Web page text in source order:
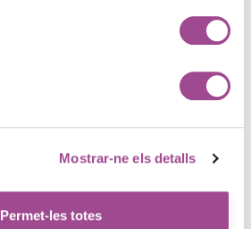
Mostrar-ne els detalls
Permet-les totes